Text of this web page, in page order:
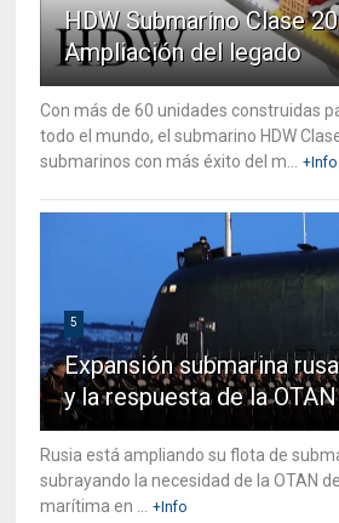
HDW Submarino Clase
Ampliación del legado
Con más de 60 unidades construidas
todo el mundo, el submarino HDW
submarinos con más éxito del m...
+Info
5
Expansión submarina
y la respuesta de la OTAN
Rusia está ampliando su flota de
subrayando la necesidad de la OTAN
marítima en ...
+Info